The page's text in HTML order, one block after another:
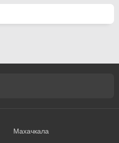
Махачкала